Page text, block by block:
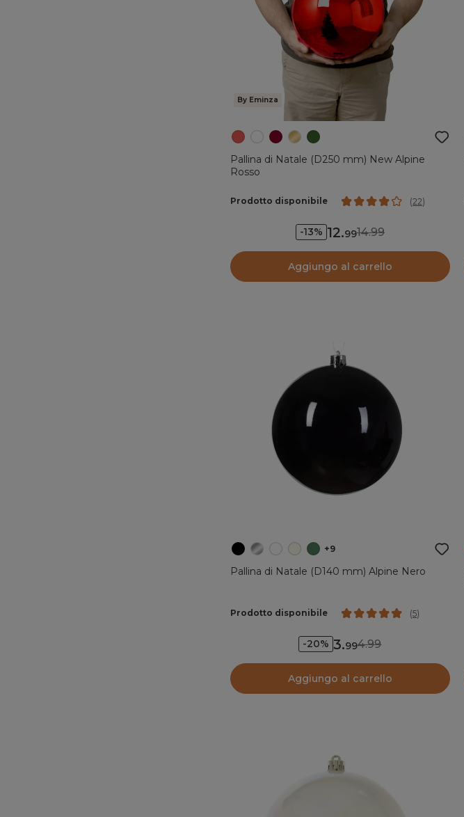
By Eminza
Pallina di Natale (D250 mm) New Alpine
Rosso
Prodotto disponibile (22)
-13% 12.9914.99
Aggiungo al carrello
+9
Pallina di Natale (D140 mm) Alpine Nero
Prodotto disponibile (5)
-20% 3.994.99
Aggiungo al carrello